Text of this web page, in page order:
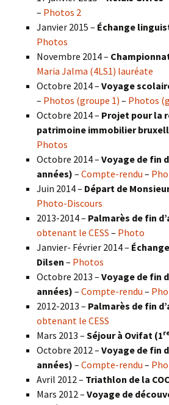
– Photos 2
Janvier 2015 – Échange
Photos
Novembre 2014 –
Maria Jalma (4LS1) lauréate
Octobre 2014 – Voyage
– Photos (groupe 1) – Photos
Octobre 2014 – Projet pour la
patrimoine immobilier
Photos
Octobre 2014 – Voyage de fin
années) – Compte-rendu –
Juin 2014 – Départ de
Photo-Discours
2013-2014 – Palmarès de fin
obtenant le CESS – Photo
Janvier- Février 2014 –
Dilsen – Photos
Octobre 2013 – Voyage de fin
années) – Compte-rendu –
2012-2013 – Palmarès de fin
obtenant le CESS
Mars 2013 – Séjour à Ovifat (1
Octobre 2012 – Voyage de fin
années) – Compte-rendu –
Avril 2012 – Triathlon de la
Mars 2012 – Voyage de